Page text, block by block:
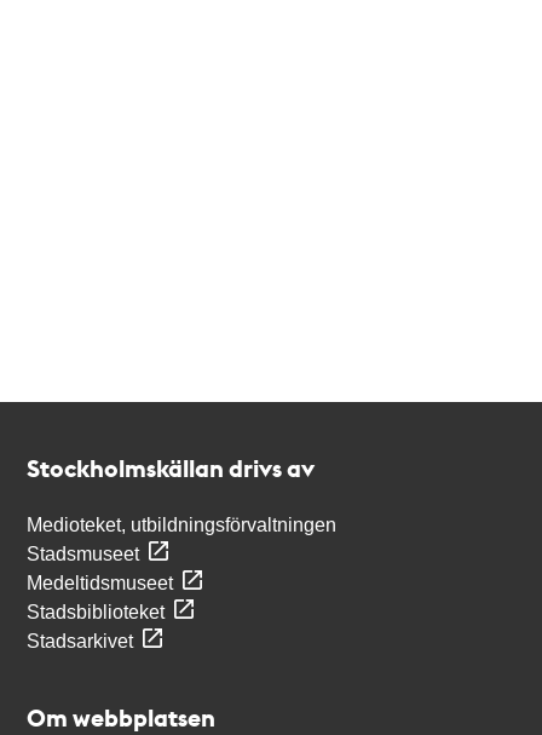
Stockholmskällan drivs av
Medioteket, utbildningsförvaltningen
Stadsmuseet
Medeltidsmuseet
Stadsbiblioteket
Stadsarkivet
Om webbplatsen